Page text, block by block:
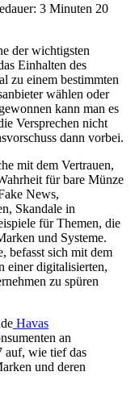
3 Minuten 20
der wichtigsten
Einhalten des
zu einem bestimmten
wählen oder
kann man es
Versprechen nicht
dann vorbei.
mit dem Vertrauen,
für bare Münze
News,
Skandale in
für Themen, die
und Systeme.
befasst sich mit dem
einer digitalisierten,
zu spüren
Havas
an
auf, wie tief das
und deren